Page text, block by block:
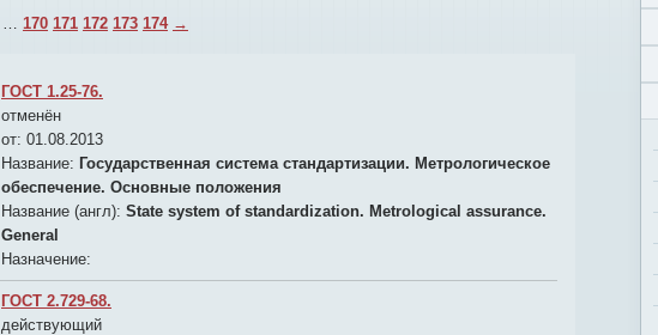
… 170 171 172 173 174 →
ГОСТ 1.25-76.
отменён
от: 01.08.2013
Название: Государственная система стандартизации. Метрологическое
обеспечение. Основные положения
Название (англ): State system of standardization. Metrological assurance.
General
Назначение:
ГОСТ 2.729-68.
действующий